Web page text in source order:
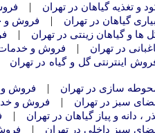
تغذیه گیاهان در تهران |
گیاهان در تهران | فروش و
و گیاهان زینتی در تهران |
در تهران | فروش و خدمات
اینترنتی گل و گیاه در تهران
سازی در تهران | فروش و
سبز در تهران | فروش و
دانه و پیاز گیاهان در تهران |
سبز داخلی در تهران |